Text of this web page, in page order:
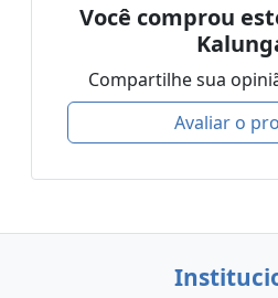
Você comprou
Compartilhe sua
Avaliar o